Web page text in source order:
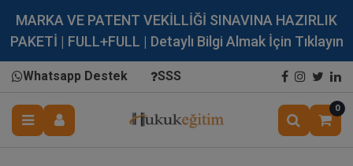
MARKA VE PATENT VEKİLLİĞİ SINAVINA HAZIRLIK
PAKETİ | FULL+FULL | Detaylı Bilgi Almak İçin Tıklayın
Whatsapp Destek SSS
0